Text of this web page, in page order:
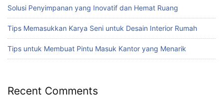
Solusi Penyimpanan yang Inovatif dan Hemat Ruang
Tips Memasukkan Karya Seni untuk Desain Interior Rumah
Tips untuk Membuat Pintu Masuk Kantor yang Menarik
Recent Comments